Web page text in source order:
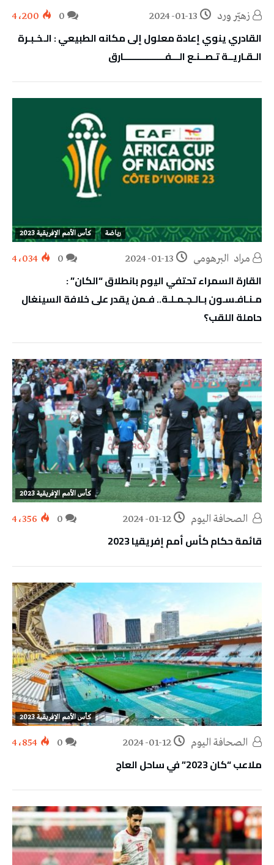
زهيّر‭ ‬ورد 2024-01-13 4٬200
‬الـقـاريــة‭ ‬تـصــنـع‭ ‬الـــفـــــــــــــــــارق
رياضة كأس الأمم الإفريقية 2023
مراد‭ ‬ البرهومي 2024-01-13 4٬034
القارة السمراء تحتفي اليوم بانطلاق “الكان” :
مـنـافـسـون بـالـجـمـلـة.. فـمن يقدر على خلافة السينغال
حاملة اللقب؟
كأس الأمم الإفريقية 2023
2024-01-12 4٬356
قائمة حكام كأس أمم إفريقيا 2023
كأس الأمم الإفريقية 2023
2024-01-12 4٬854
ملاعب “كان 2023” في ساحل العاج